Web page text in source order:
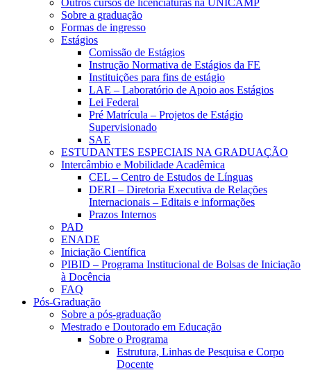
Outros cursos de licenciaturas na UNICAMP
Sobre a graduação
Formas de ingresso
Estágios
Comissão de Estágios
Instrução Normativa de Estágios da FE
Instituições para fins de estágio
LAE – Laboratório de Apoio aos Estágios
Lei Federal
Pré Matrícula – Projetos de Estágio
Supervisionado
SAE
ESTUDANTES ESPECIAIS NA GRADUAÇÃO
Intercâmbio e Mobilidade Acadêmica
CEL – Centro de Estudos de Línguas
DERI – Diretoria Executiva de Relações
Internacionais – Editais e informações
Prazos Internos
PAD
ENADE
Iniciação Científica
PIBID – Programa Institucional de Bolsas de Iniciação
à Docência
FAQ
Pós-Graduação
Sobre a pós-graduação
Mestrado e Doutorado em Educação
Sobre o Programa
Estrutura, Linhas de Pesquisa e Corpo
Docente